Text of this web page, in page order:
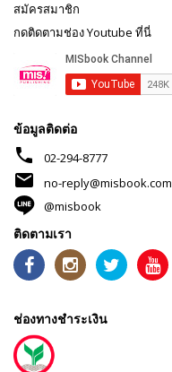
สมัครสมาชิก
กดติดตามช่อง Youtube ที่นี่
ข้อมูลติดต่อ
phone 02-294-8777
mail
no-reply@misbook.com
@misbook
ติดตามเรา
ช่องทางชำระเงิน